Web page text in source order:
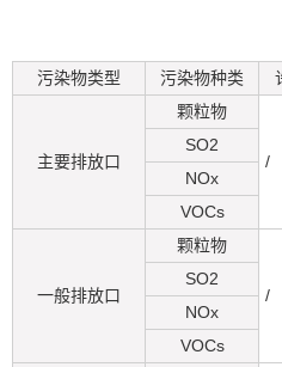
污染物类型 污染物种类
主要排放口
颗粒物
/
SO2
NOx
VOCs
一般排放口
颗粒物
/
SO2
NOx
VOCs